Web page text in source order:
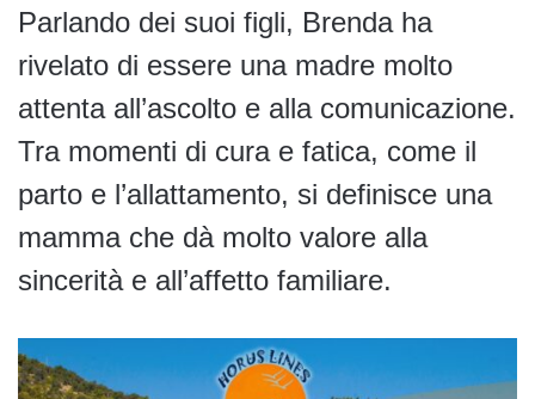
Parlando dei suoi figli, Brenda ha
rivelato di essere una madre molto
attenta all’ascolto e alla comunicazione.
Tra momenti di cura e fatica, come il
parto e l’allattamento, si definisce una
mamma che dà molto valore alla
sincerità e all’affetto familiare.